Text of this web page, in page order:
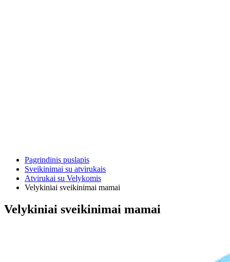
Pagrindinis puslapis
Sveikinimai su atvirukais
Atvirukai su Velykomis
Velykiniai sveikinimai mamai
Velykiniai sveikinimai mamai